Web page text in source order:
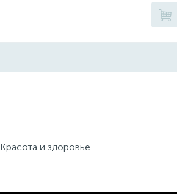
Красота и здоровье